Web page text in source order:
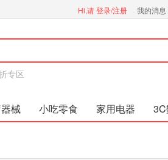
Hi,请登录/注册 我的消息
专区
械 小吃零食 家用电器